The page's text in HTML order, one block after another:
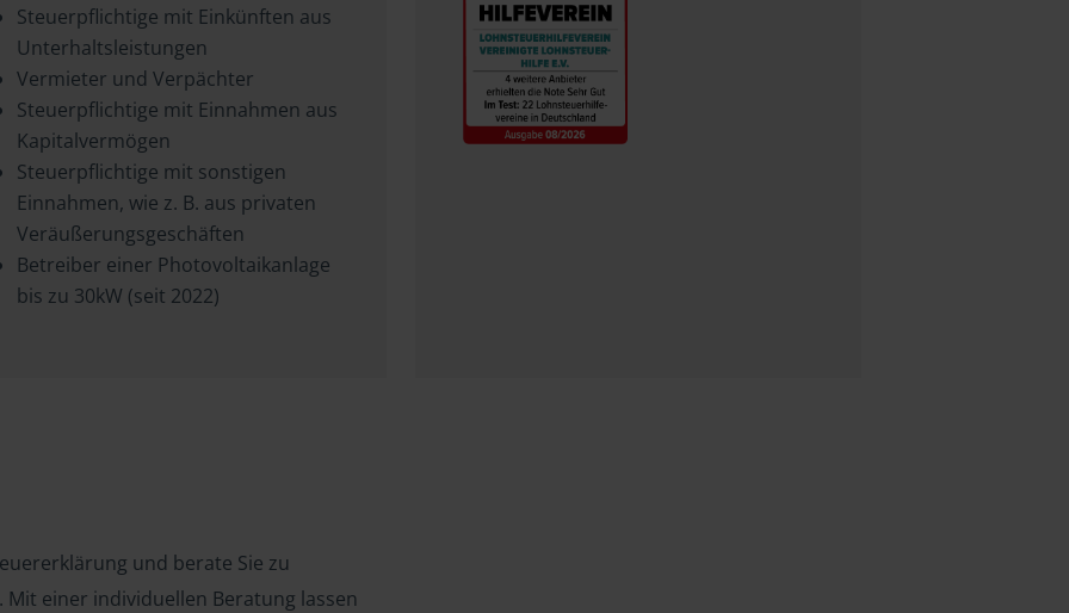
Steuerpflichtige mit Einkünften aus
Unterhaltsleistungen
Vermieter und Verpächter
Steuerpflichtige mit Einnahmen aus
Kapitalvermögen
Steuerpflichtige mit sonstigen
Einnahmen, wie z. B. aus privaten
Veräußerungsgeschäften
Betreiber einer Photovoltaikanlage
bis zu 30kW (seit 2022)
und berate Sie zu
Mit einer individuellen Beratung lassen